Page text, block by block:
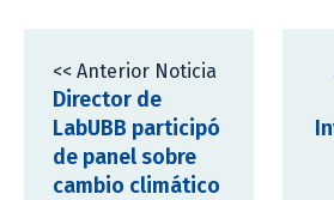
<< Anterior Noticia
Director de
LabUBB participó
de panel sobre
cambio climático